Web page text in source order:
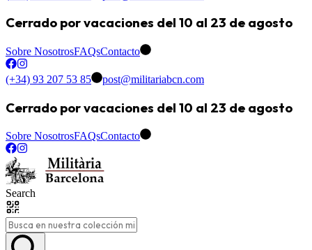
Cerrado por vacaciones del 10 al 23 de agosto
Sobre NosotrosFAQsContacto
(+34) 93 207 53 85 post@militariabcn.com
Cerrado por vacaciones del 10 al 23 de agosto
Sobre NosotrosFAQsContacto
Search